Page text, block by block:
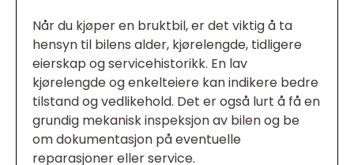
Når du kjøper en bruktbil, er det viktig å ta
hensyn til bilens alder, kjørelengde, tidligere
eierskap og servicehistorikk. En lav
kjørelengde og enkelteiere kan indikere bedre
tilstand og vedlikehold. Det er også lurt å få en
grundig mekanisk inspeksjon av bilen og be
om dokumentasjon på eventuelle
reparasjoner eller service.